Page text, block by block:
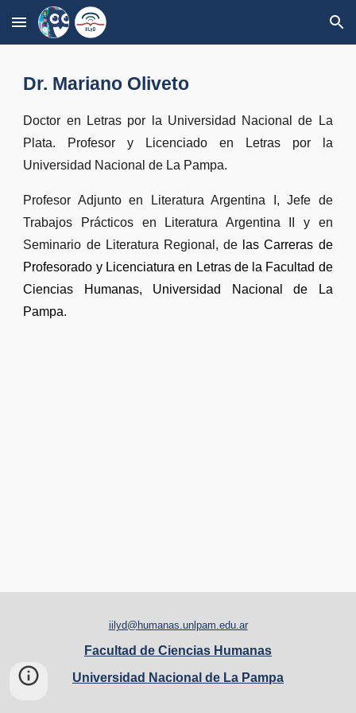
Skip to main content Skip to navigation
Dr. Mariano Oliveto
Doctor en Letras por la Universidad Nacional de La
Plata. Profesor y Licenciado en Letras por la
Universidad Nacional de La Pampa.
Profesor Adjunto en Literatura Argentina I, Jefe de
Trabajos Prácticos en Literatura Argentina II y en
Seminario de Literatura Regional, de las Carreras de
Profesorado y Licenciatura en Letras de la Facultad de
Ciencias Humanas, Universidad Nacional de La
Pampa.
iilyd@humanas.unlpam.edu.ar
Facultad de Ciencias Humanas
Universidad Nacional de La Pampa